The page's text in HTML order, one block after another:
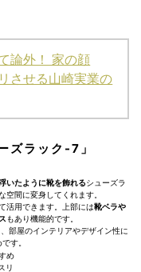
論外！ 家の顔
させる山崎実業の
ラック-7」
いたように靴を飾れるシューズラ
空間に変身してくれます。
活用できます。上部には靴ベラや
もあり機能的です。
部屋のインテリアやデザイン性に
す。